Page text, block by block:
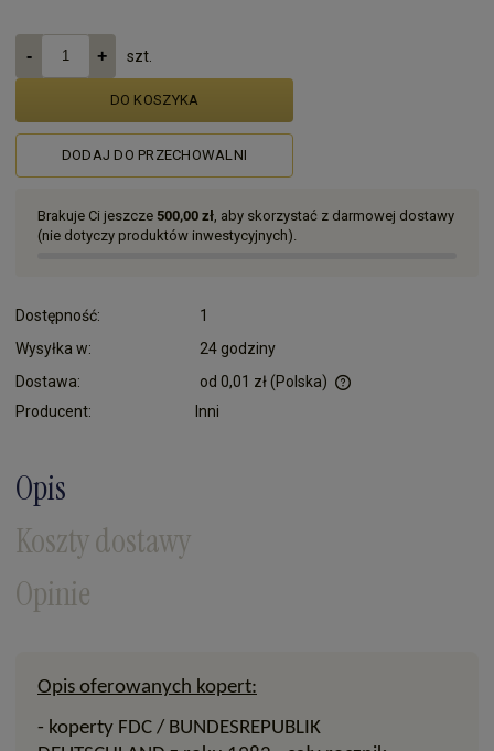
szt.
DO KOSZYKA
DODAJ DO PRZECHOWALNI
Brakuje Ci jeszcze 500,00 zł , aby skorzystać z darmowej dostawy
(nie dotyczy produktów inwestycyjnych).
Dostępność:
1
Wysyłka w:
24 godziny
Dostawa:
od 0,01 zł(Polska)
Producent: Inni
Opis
Koszty dostawy
Opinie
Opis oferowanych kopert:
- koperty FDC / BUNDESREPUBLIK